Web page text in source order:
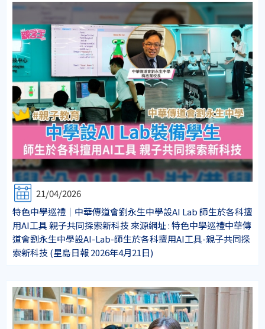
21/04/2026
特色中學巡禮│中華傳道會劉永生中學設AI Lab 師生於各科擅
用AI工具 親子共同探索新科技 來源網址 : 特色中學巡禮中華傳
道會劉永生中學設AI-Lab-師生於各科擅用AI工具-親子共同探
索新科技 (星島日報 2026年4月21日)